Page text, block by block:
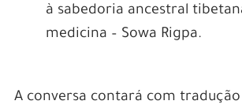
à sabedoria ancestral
medicina – Sowa Rigpa.
A conversa contará com